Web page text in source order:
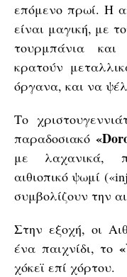
επόμενο πρωί. Η
είναι μαγική, με
τουρμπάνια
κρατούν
όργανα, και να
Το
παραδοσιακό
με λαχανικά,
αιθιοπικό ψωμί
συμβολίζουν την
Στην εξοχή, οι
ένα παιχνίδι, το
χόκεϊ επί χόρτου.